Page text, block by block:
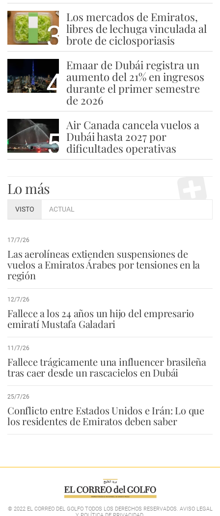
3
Los mercados de Emiratos,
libres de lechuga vinculada al
brote de ciclosporiasis
4
Emaar de Dubái registra un
aumento del 21% en ingresos
durante el primer semestre
de 2026
5
Air Canada cancela vuelos a
Dubái hasta 2027 por
dificultades operativas
Lo más
VISTO ACTUAL
17/7/26
Las aerolíneas extienden suspensiones de
vuelos a Emiratos Árabes por tensiones en la
región
12/7/26
Fallece a los 24 años un hijo del empresario
emiratí Mustafa Galadari
11/7/26
Fallece trágicamente una influencer brasileña
tras caer desde un rascacielos en Dubái
25/7/26
Conflicto entre Estados Unidos e Irán: Lo que
los residentes de Emiratos deben saber
© 2022 EL CORREO DEL GOLFO TODOS LOS DERECHOS RESERVADOS. AVISO LEGAL